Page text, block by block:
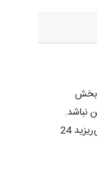
بخش
نباشد.
مولتی ویتامین را بعد از هر بار که در آب می‌ریزید 24